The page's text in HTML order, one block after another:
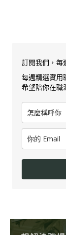
訂閱我們，每
每週精選實用
希望陪你在職